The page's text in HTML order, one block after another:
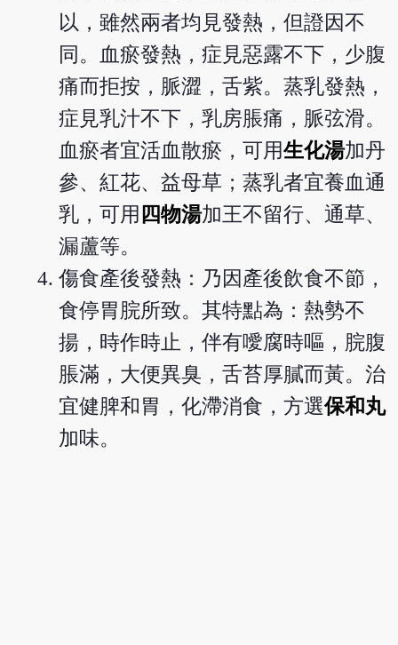
以，雖然兩者均見發熱，但證因不
同。血瘀發熱，症見惡露不下，少腹
痛而拒按，脈澀，舌紫。蒸乳發熱，
症見乳汁不下，乳房脹痛，脈弦滑。
血瘀者宜活血散瘀，可用生化湯加丹
參、紅花、益母草；蒸乳者宜養血通
乳，可用 四物湯加王不留行、通草、
漏蘆等。
傷食產後發熱：乃因產後飲食不節，
食停胃脘所致。其特點為：熱勢不
揚，時作時止，伴有噯腐時嘔，脘腹
脹滿，大便異臭，舌苔厚膩而黃。治
宜健脾和胃，化滯消食，方選保和丸
加味。